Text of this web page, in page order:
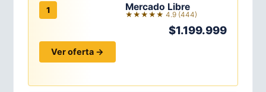
1 Mercado Libre
★★★★★ 4.9 (444)
$1.199.999
Ver oferta →